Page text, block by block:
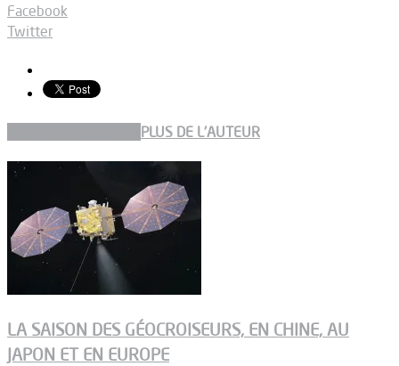
Facebook
Twitter
PLUS DE L'AUTEUR
LA SAISON DES GÉOCROISEURS, EN CHINE, AU
JAPON ET EN EUROPE